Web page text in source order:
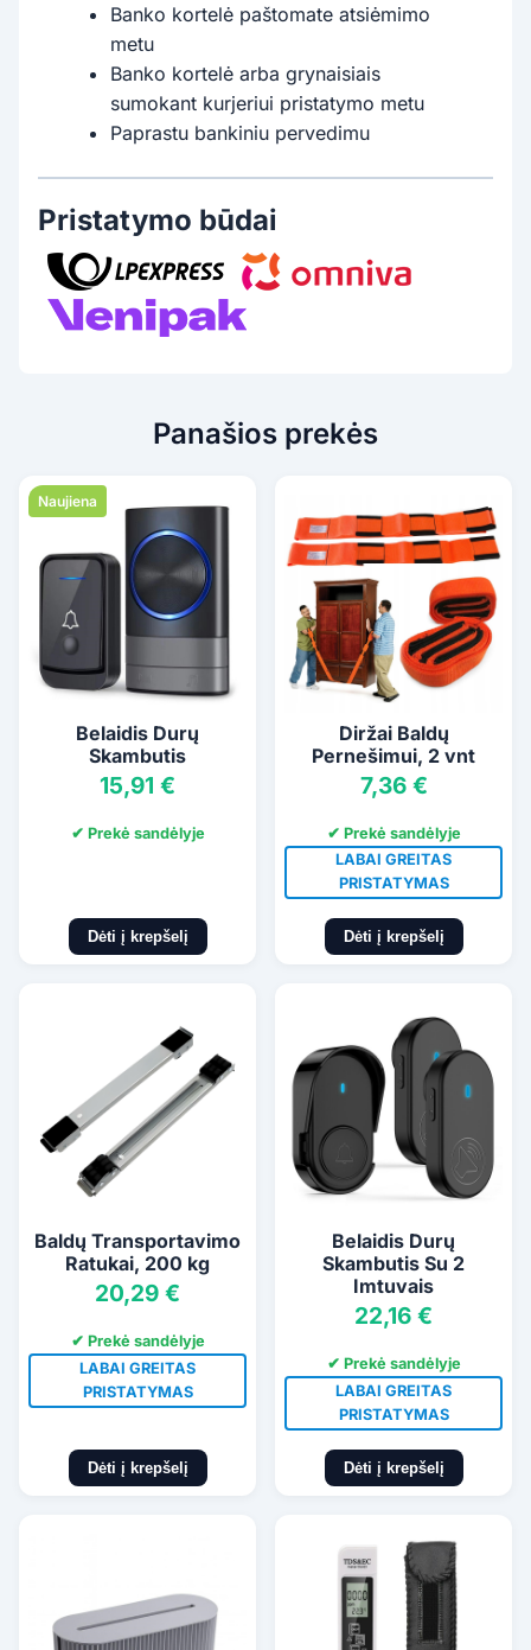
Banko kortelė paštomate atsiėmimo
metu
Banko kortelė arba grynaisiais
sumokant kurjeriui pristatymo metu
Paprastu bankiniu pervedimu
Pristatymo būdai
Panašios prekės
Naujiena
Belaidis Durų
Skambutis
15,91 €
✔ Prekė sandėlyje
Dėti į krepšelį
Diržai Baldų
Pernešimui, 2 vnt
7,36 €
✔ Prekė sandėlyje
LABAI GREITAS
PRISTATYMAS
Dėti į krepšelį
Baldų Transportavimo
Ratukai, 200 kg
20,29 €
✔ Prekė sandėlyje
LABAI GREITAS
PRISTATYMAS
Dėti į krepšelį
Belaidis Durų
Skambutis Su 2
Imtuvais
22,16 €
✔ Prekė sandėlyje
LABAI GREITAS
PRISTATYMAS
Dėti į krepšelį